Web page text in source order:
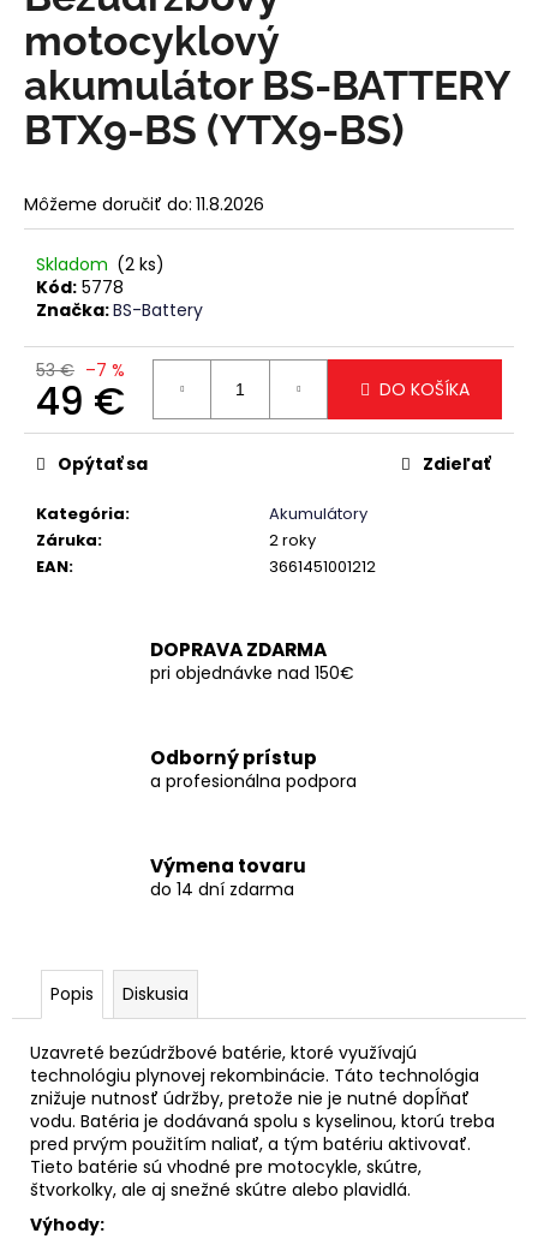
hviezdičiek.
motocyklový
akumulátor BS-BATTERY
BTX9-BS (YTX9-BS)
Môžeme doručiť do: 11.8.2026
Skladom (2 ks)
Kód: 5778
Značka:BS-Battery
53 € –7 %
49 €
Jednotková
cena:
DO KOŠÍKA
Kategória:
Akumulátory
Záruka:
2 roky
EAN: 3661451001212
Opýtať sa Zdieľať
DOPRAVA ZDARMA
pri objednávke nad 150€
Odborný prístup
a profesionálna podpora
Výmena tovaru
do 14 dní zdarma
Popis Diskusia
Uzavreté bezúdržbové batérie, ktoré využívajú
technológiu plynovej rekombinácie. Táto technológia
znižuje nutnosť údržby, pretože nie je nutné dopĺňať
vodu. Batéria je dodávaná spolu s kyselinou, ktorú treba
pred prvým použitím naliať, a tým batériu aktivovať.
Tieto batérie sú vhodné pre motocykle, skútre,
štvorkolky, ale aj snežné skútre alebo plavidlá.
Výhody:
á
j
s
ť
?
O
d
p
o
ú